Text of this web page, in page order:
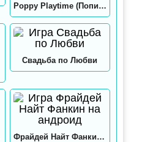
Poppy Playtime (Попи ПлейТайм)
Свадьба по Любви
Фрайдей Найт Фанкин на андроид